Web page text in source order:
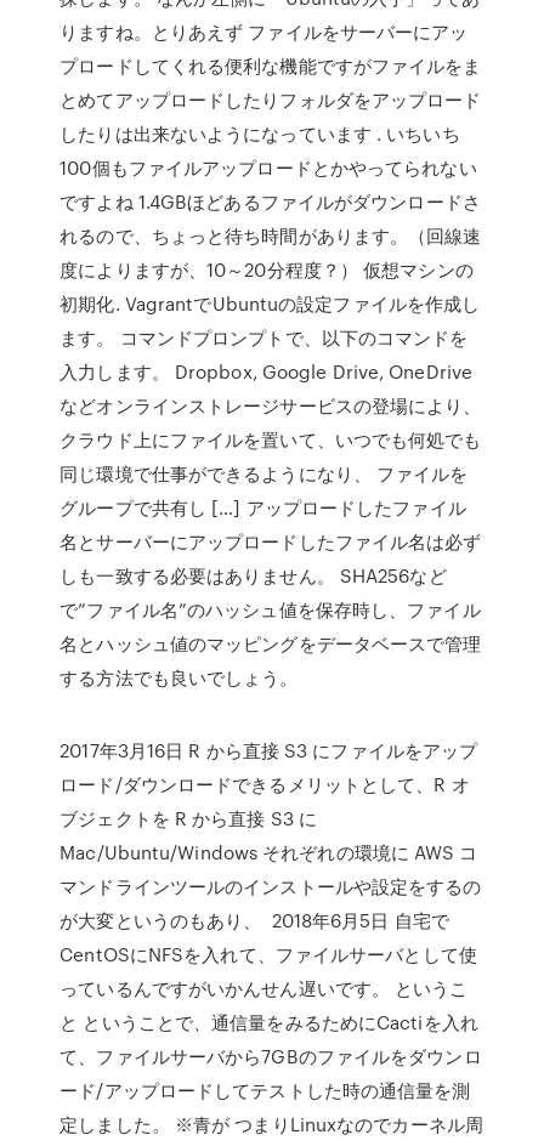
りますね。とりあえず ファイルをサーバーにアッ
プロードしてくれる便利な機能ですがファイルをま
とめてアップロードしたりフォルダをアップロード
したりは出来ないようになっています . いちいち
100個もファイルアップロードとかやってられない
ですよね 1.4GBほどあるファイルがダウンロードさ
れるので、ちょっと待ち時間があります。（回線速
度によりますが、10～20分程度？） 仮想マシンの
初期化. VagrantでUbuntuの設定ファイルを作成し
ます。 コマンドプロンプトで、以下のコマンドを
入力します。 Dropbox, Google Drive, OneDrive
などオンラインストレージサービスの登場により、
クラウド上にファイルを置いて、いつでも何処でも
同じ環境で仕事ができるようになり、 ファイルを
グループで共有し […] アップロードしたファイル
名とサーバーにアップロードしたファイル名は必ず
しも一致する必要はありません。 SHA256など
で”ファイル名”のハッシュ値を保存時し、ファイル
名とハッシュ値のマッピングをデータベースで管理
する方法でも良いでしょう。
2017年3月16日 R から直接 S3 にファイルをアップ
ロード/ダウンロードできるメリットとして、R オ
ブジェクトを R から直接 S3 に
Mac/Ubuntu/Windows それぞれの環境に AWS コ
マンドラインツールのインストールや設定をするの
が大変というのもあり、 2018年6月5日 自宅で
CentOSにNFSを入れて、ファイルサーバとして使
っているんですがいかんせん遅いです。 というこ
と ということで、通信量をみるためにCactiを入れ
て、ファイルサーバから7GBのファイルをダウンロ
ード/アップロードしてテストした時の通信量を測
定しました。 ※青が つまりLinuxなのでカーネル周